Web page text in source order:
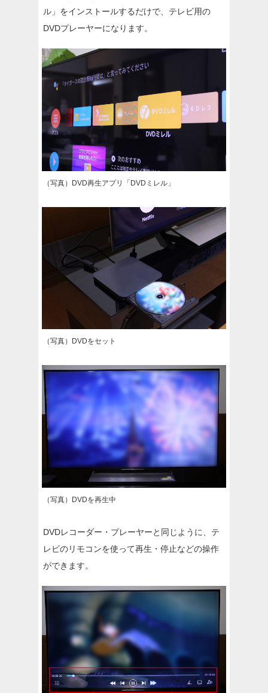
ル」をインストールするだけで、テレビ用の
DVDプレーヤーになります。
（写真）DVD再生アプリ「DVDミレル」
（写真）DVDをセット
（写真）DVDを再生中
DVDレコーダー・プレーヤーと同じように、テ
レビのリモコンを使って再生・停止などの操作
ができます。